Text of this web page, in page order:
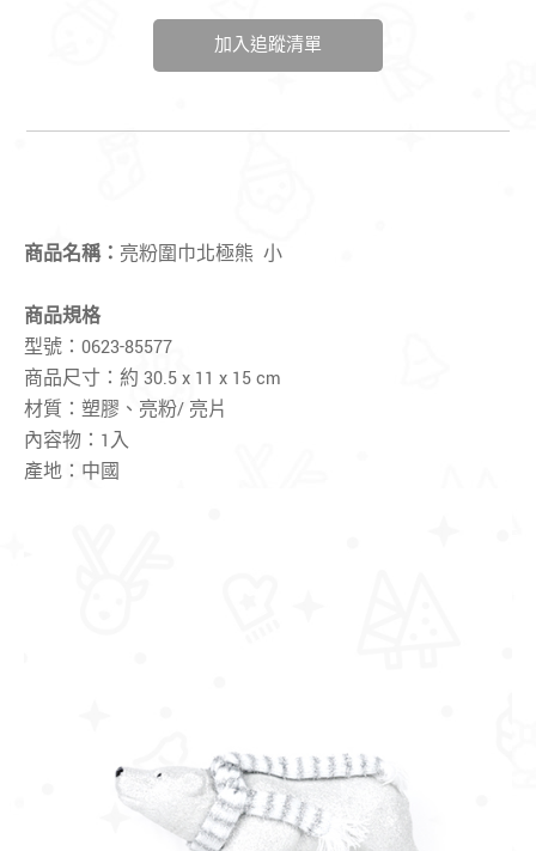
加入追蹤清單
商品名稱： 亮粉圍巾北極熊 小
商品規格
型號：0623-85577
商品尺寸：約 30.5 x 11 x 15 cm
材質：塑膠、亮粉/ 亮片
內容物：1入
產地：中國